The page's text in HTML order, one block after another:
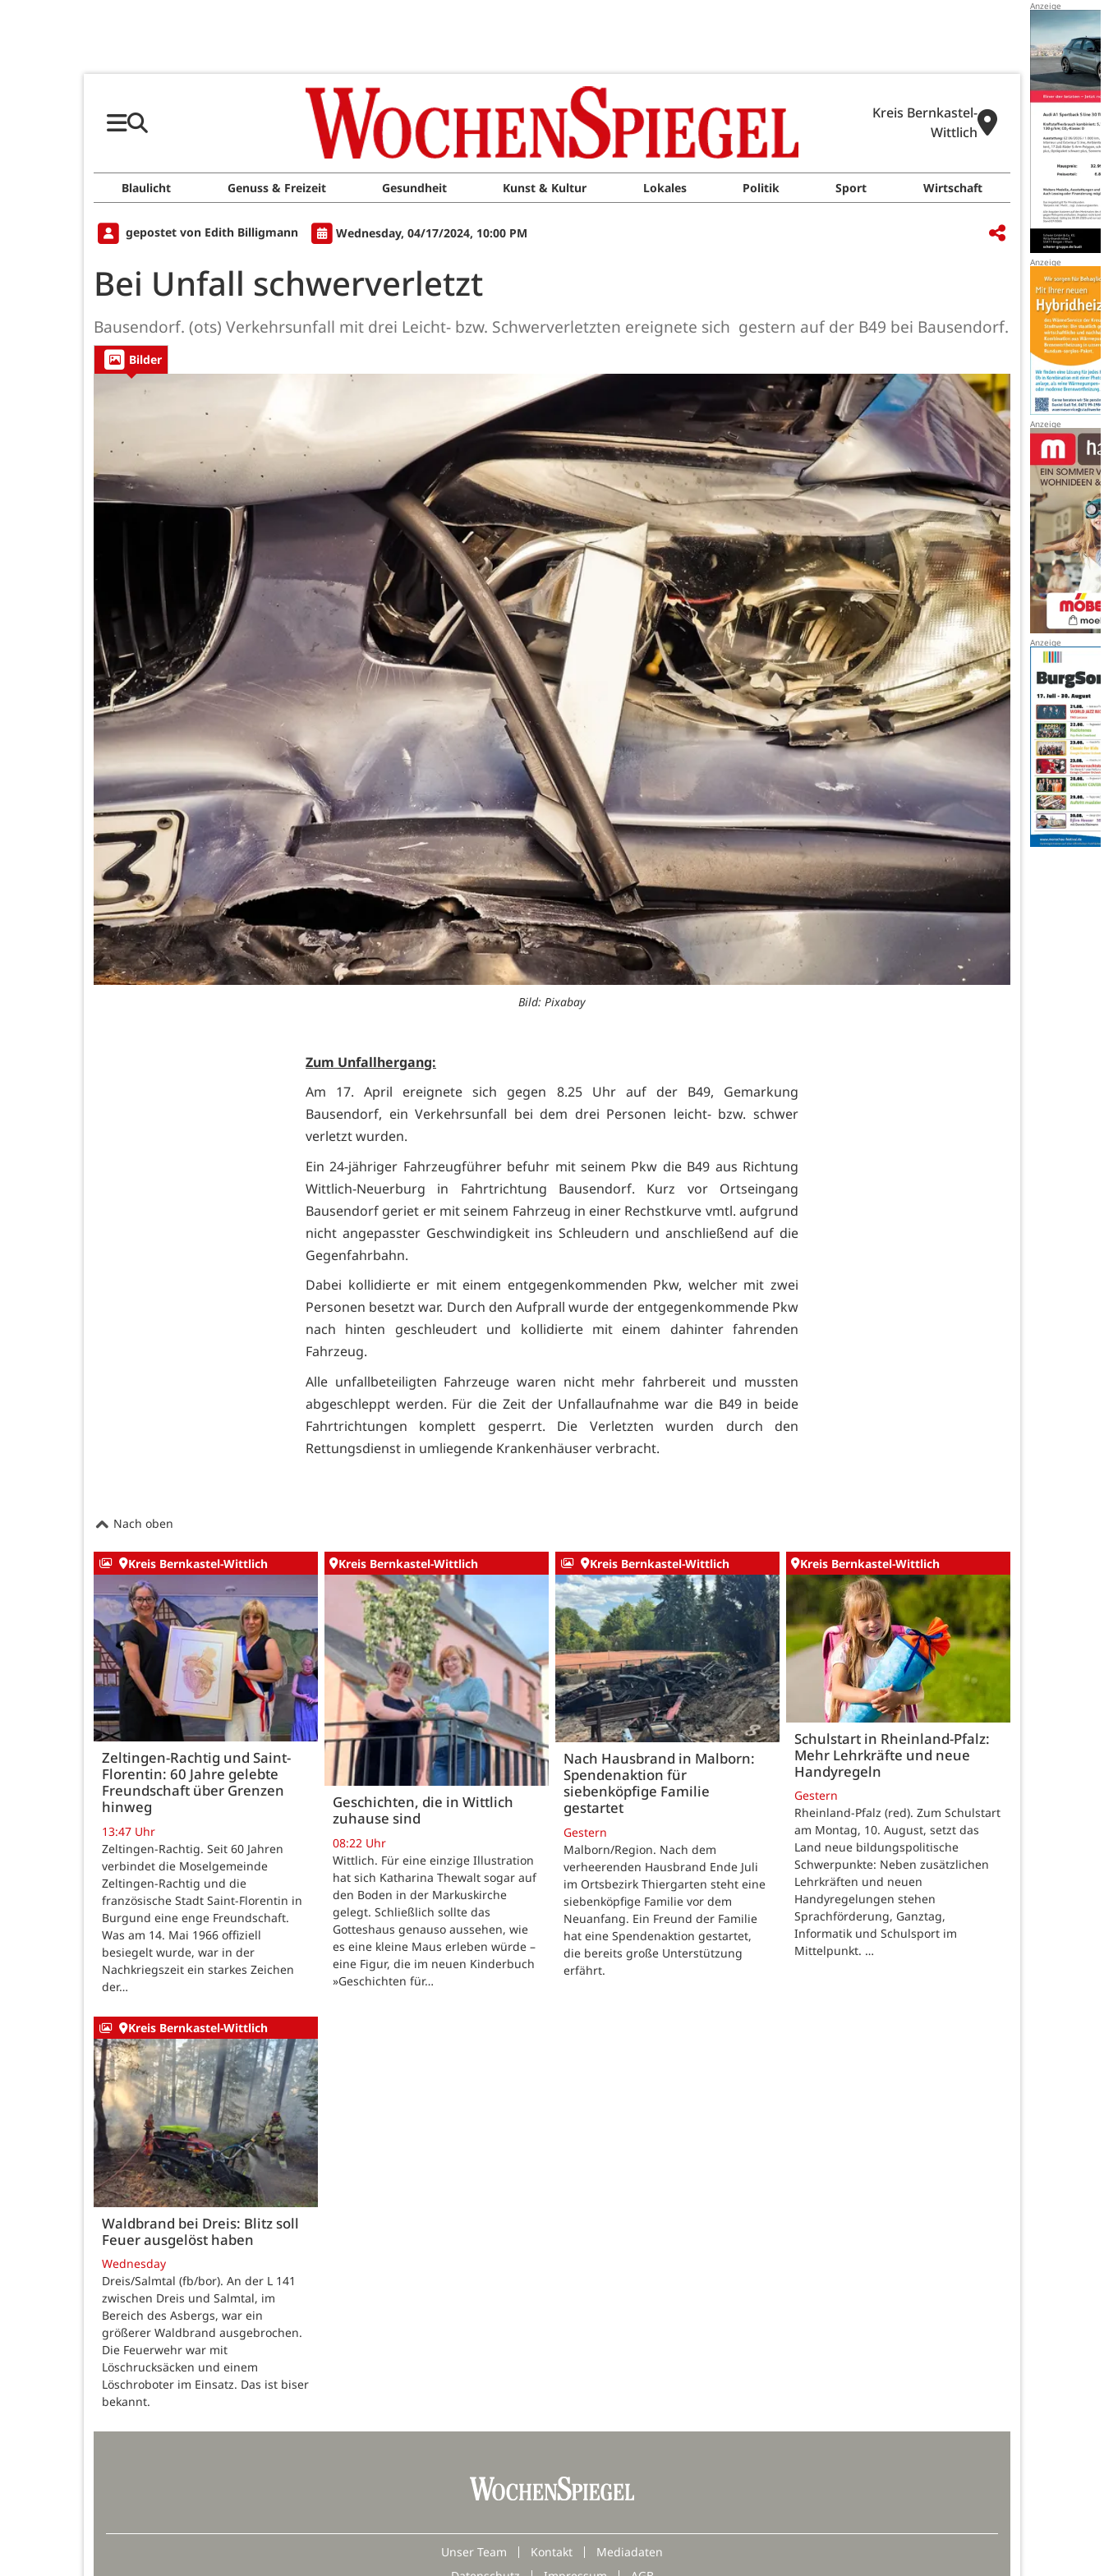
Kreis Bernkastel-
Wittlich
Blaulicht Genuss & Freizeit Gesundheit Kunst & Kultur Lokales Politik Sport Wirtschaft
gepostet von Edith Billigmann Wednesday, 04/17/2024, 10:00 PM
Bei Unfall schwerverletzt
Bausendorf. (ots) Verkehrsunfall mit drei Leicht- bzw. Schwerverletzten ereignete sich gestern auf der B49 bei Bausendorf.
Bilder
Bild: Pixabay
Zum Unfallhergang:
Am 17. April ereignete sich gegen 8.25 Uhr auf der B49, Gemarkung
Bausendorf, ein Verkehrsunfall bei dem drei Personen leicht- bzw. schwer
verletzt wurden.
Ein 24-jähriger Fahrzeugführer befuhr mit seinem Pkw die B49 aus Richtung
Wittlich-Neuerburg in Fahrtrichtung Bausendorf. Kurz vor Ortseingang
Bausendorf geriet er mit seinem Fahrzeug in einer Rechstkurve vmtl. aufgrund
nicht angepasster Geschwindigkeit ins Schleudern und anschließend auf die
Gegenfahrbahn.
Dabei kollidierte er mit einem entgegenkommenden Pkw, welcher mit zwei
Personen besetzt war. Durch den Aufprall wurde der entgegenkommende Pkw
nach hinten geschleudert und kollidierte mit einem dahinter fahrenden
Fahrzeug.
Alle unfallbeteiligten Fahrzeuge waren nicht mehr fahrbereit und mussten
abgeschleppt werden. Für die Zeit der Unfallaufnahme war die B49 in beide
Fahrtrichtungen komplett gesperrt. Die Verletzten wurden durch den
Rettungsdienst in umliegende Krankenhäuser verbracht.
Nach oben
Kreis Bernkastel-Wittlich
Zeltingen-Rachtig und Saint-
Florentin: 60 Jahre gelebte
Freundschaft über Grenzen
hinweg
13:47 Uhr
Zeltingen-Rachtig. Seit 60 Jahren
verbindet die Moselgemeinde
Zeltingen-Rachtig und die
französische Stadt Saint-Florentin in
Burgund eine enge Freundschaft.
Was am 14. Mai 1966 offiziell
besiegelt wurde, war in der
Nachkriegszeit ein starkes Zeichen
der…
Kreis Bernkastel-Wittlich
Geschichten, die in Wittlich
zuhause sind
08:22 Uhr
Wittlich. Für eine einzige Illustration
hat sich Katharina Thewalt sogar auf
den Boden in der Markuskirche
gelegt. Schließlich sollte das
Gotteshaus genauso aussehen, wie
es eine kleine Maus erleben würde –
eine Figur, die im neuen Kinderbuch
»Geschichten für…
Kreis Bernkastel-Wittlich
Nach Hausbrand in Malborn:
Spendenaktion für
siebenköpfige Familie
gestartet
Gestern
Malborn/Region. Nach dem
verheerenden Hausbrand Ende Juli
im Ortsbezirk Thiergarten steht eine
siebenköpfige Familie vor dem
Neuanfang. Ein Freund der Familie
hat eine Spendenaktion gestartet,
die bereits große Unterstützung
erfährt.
Kreis Bernkastel-Wittlich
Schulstart in Rheinland-Pfalz:
Mehr Lehrkräfte und neue
Handyregeln
Gestern
Rheinland-Pfalz (red). Zum Schulstart
am Montag, 10. August, setzt das
Land neue bildungspolitische
Schwerpunkte: Neben zusätzlichen
Lehrkräften und neuen
Handyregelungen stehen
Sprachförderung, Ganztag,
Informatik und Schulsport im
Mittelpunkt. …
Kreis Bernkastel-Wittlich
Waldbrand bei Dreis: Blitz soll
Feuer ausgelöst haben
Wednesday
Dreis/Salmtal (fb/bor). An der L 141
zwischen Dreis und Salmtal, im
Bereich des Asbergs, war ein
größerer Waldbrand ausgebrochen.
Die Feuerwehr war mit
Löschrucksäcken und einem
Löschroboter im Einsatz. Das ist biser
bekannt.
Unser Team Kontakt
Mediadaten